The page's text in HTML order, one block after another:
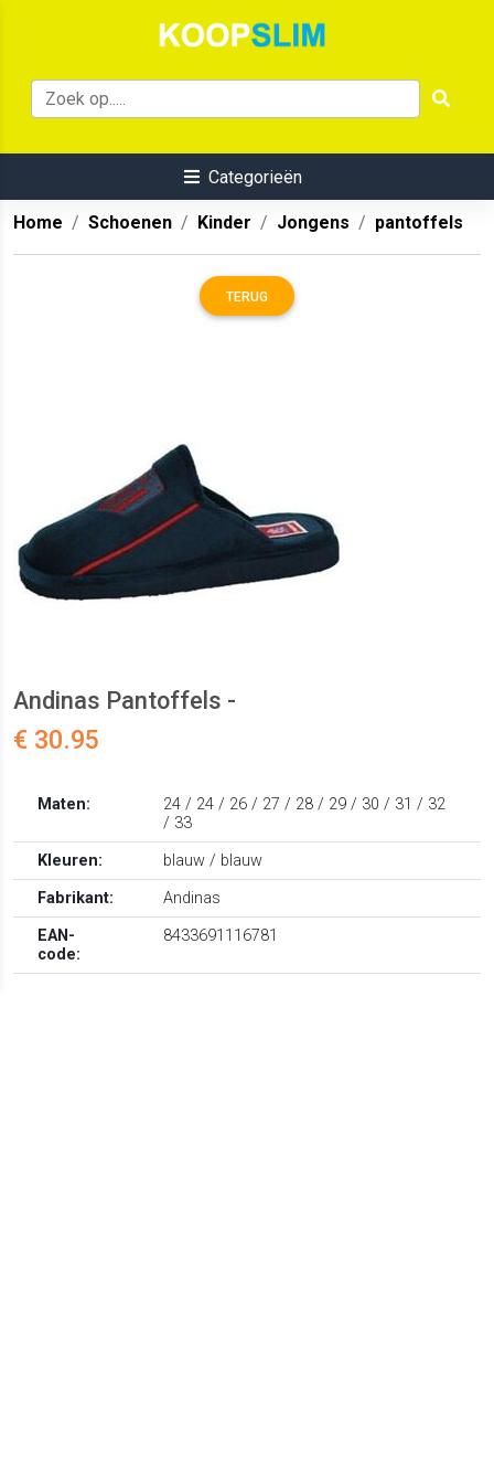
Categorieën
Home Schoenen Kinder Jongens pantoffels
TERUG
Andinas Pantoffels -
€ 30.95
Maten:
24 / 24 / 26 / 27 / 28 / 29 / 30 / 31 / 32
/ 33
Kleuren:
blauw / blauw
Fabrikant:
Andinas
EAN-
code:
8433691116781